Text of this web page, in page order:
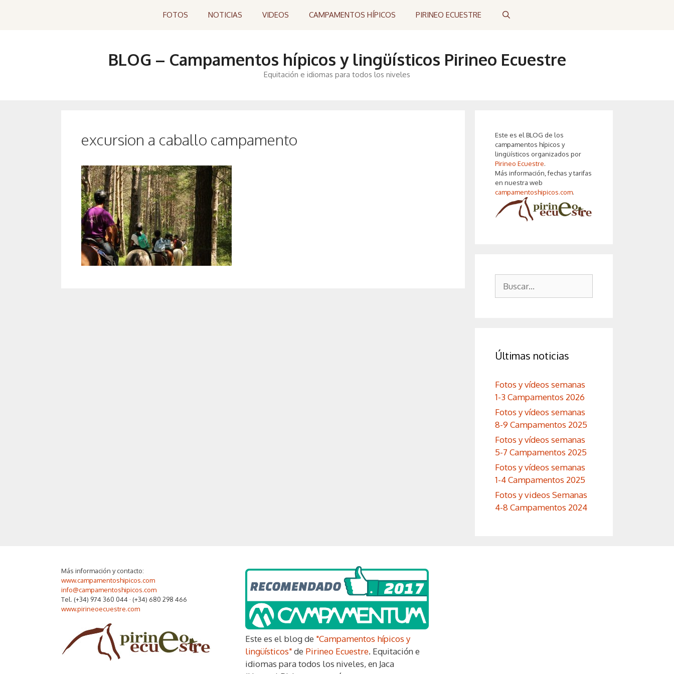
FOTOS NOTICIAS VIDEOS CAMPAMENTOS HÍPICOS PIRINEO ECUESTRE
BLOG – Campamentos hípicos y lingüísticos Pirineo Ecuestre
Equitación e idiomas para todos los niveles
excursion a caballo campamento
Este es el BLOG de los
campamentos hípicos y
lingüísticos organizados por
Pirineo Ecuestre.
Más información, fechas y tarifas
en nuestra web
campamentoshipicos.com.
Últimas noticias
Fotos y vídeos semanas
1-3 Campamentos 2026
Fotos y vídeos semanas
8-9 Campamentos 2025
Fotos y vídeos semanas
5-7 Campamentos 2025
Fotos y vídeos semanas
1-4 Campamentos 2025
Fotos y videos Semanas
4-8 Campamentos 2024
Más información y contacto:
www.campamentoshipicos.com
info@campamentoshipicos.com
Tel. (+34) 974 360 044 · (+34) 680 298 466
www.pirineoecuestre.com
Este es el blog de "Campamentos hípicos y
lingüísticos"de Pirineo Ecuestre. Equitación e
idiomas para todos los niveles, en Jaca